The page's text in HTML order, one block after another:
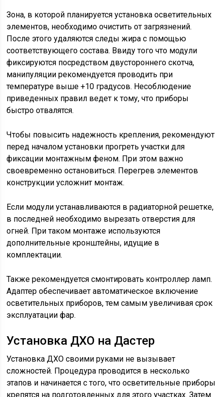
Зона, в которой планируется установка осветительных
элементов, необходимо очистить от загрязнений.
После этого удаляются следы жира с помощью
соответствующего состава. Ввиду того что модули
фиксируются посредством двустороннего скотча,
манипуляции рекомендуется проводить при
температуре выше +10 градусов. Несоблюдение
приведенных правил ведет к тому, что приборы
быстро отвалятся.
Чтобы повысить надежность крепления, рекомендуют
перед началом установки прогреть участки для
фиксации монтажным феном. При этом важно
своевременно остановиться. Перегрев элементов
конструкции усложнит монтаж.
Если модули устанавливаются в радиаторной решетке,
в последней необходимо вырезать отверстия для
огней. При таком монтаже используются
дополнительные кронштейны, идущие в
комплектации.
Также рекомендуется смонтировать контроллер ламп.
Адаптер обеспечивает автоматическое включение
осветительных приборов, тем самым увеличивая срок
эксплуатации фар.
Установка ДХО на Дастер
Установка ДХО своими руками не вызывает
сложностей. Процедура проводится в несколько
этапов и начинается с того, что осветительные приборы
крепятся на подготовленных для этого участках. Затем